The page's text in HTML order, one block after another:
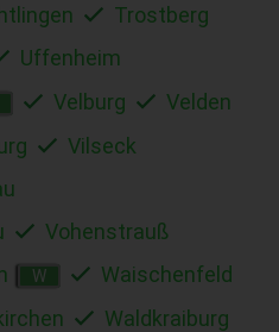
Trostberg
Uffenheim
Velburg
Velden
Vilseck
Vohenstrauß
W
Waischenfeld
Waldkraiburg